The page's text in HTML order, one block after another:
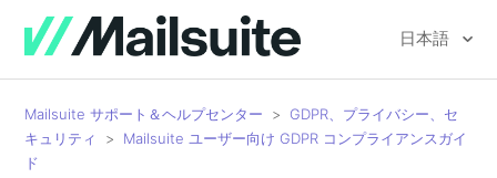
日本語
Mailsuite サポート＆ヘルプセンター
GDPR、プライバシー、セ
キュリティ
Mailsuite ユーザー向け GDPR コンプライアンスガイ
ド